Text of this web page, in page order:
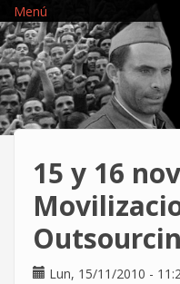
Pasar
al
contenido
principal
Menú
15 y 16
Lun, 15/11/2010 -